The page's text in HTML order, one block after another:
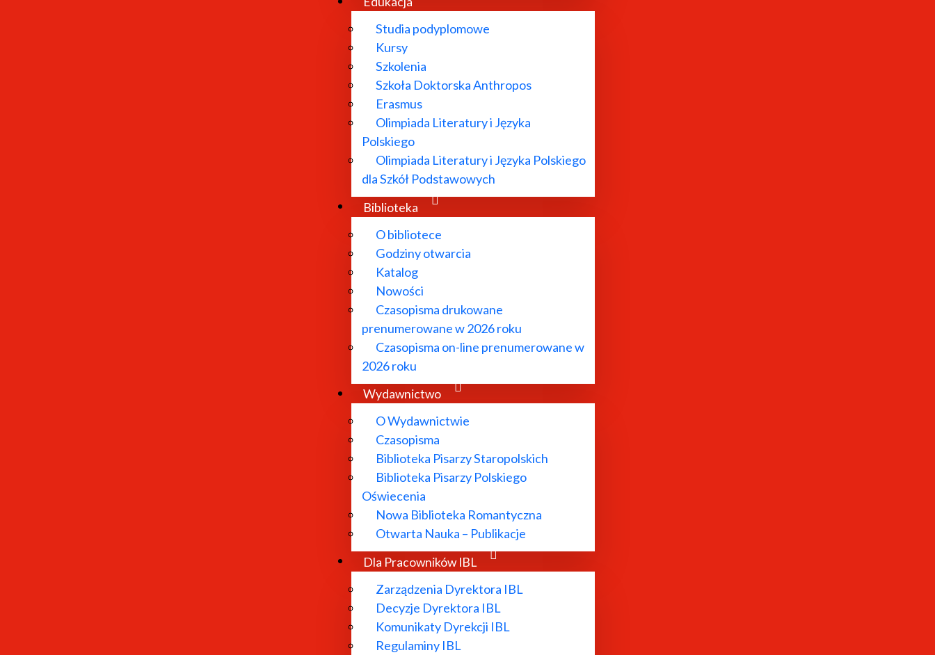
Studia podyplomowe
Kursy
Szkolenia
Szkoła Doktorska Anthropos
Erasmus
Olimpiada Literatury i Języka
Polskiego
Olimpiada Literatury i Języka Polskiego
dla Szkół Podstawowych
Biblioteka
O bibliotece
Godziny otwarcia
Katalog
Nowości
Czasopisma drukowane
prenumerowane w 2026 roku
Czasopisma on-line prenumerowane w
2026 roku
Wydawnictwo
O Wydawnictwie
Czasopisma
Biblioteka Pisarzy Staropolskich
Biblioteka Pisarzy Polskiego
Oświecenia
Nowa Biblioteka Romantyczna
Otwarta Nauka – Publikacje
Dla Pracowników IBL
Zarządzenia Dyrektora IBL
Decyzje Dyrektora IBL
Komunikaty Dyrekcji IBL
Regulaminy IBL
O Instytucie
Aktualności